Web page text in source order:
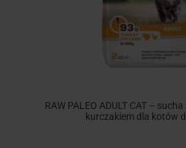
RAW PALEO ADULT CAT –
kurczakiem dla kotów